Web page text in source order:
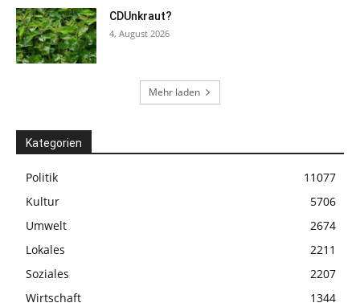
CDUnkraut?
4. August 2026
Mehr laden
Kategorien
Politik
11077
Kultur
5706
Umwelt
2674
Lokales
2211
Soziales
2207
Wirtschaft
1344